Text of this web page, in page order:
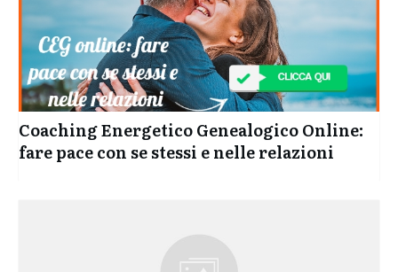
Coaching Energetico Genealogico Online:
fare pace con se stessi e nelle relazioni